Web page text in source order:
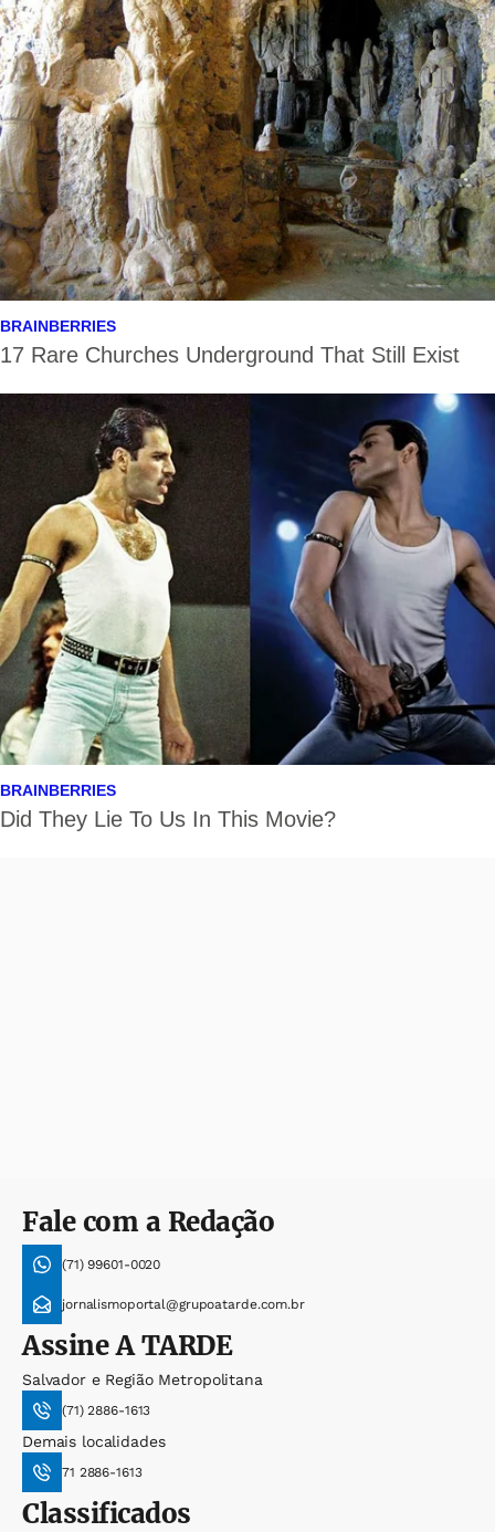
Fale com a Redação
(71) 99601-0020
jornalismoportal@grupoatarde.com.br
AssineA TARDE
Salvador e Região Metropolitana
(71) 2886-1613
Demais localidades
71 2886-1613
Classificados